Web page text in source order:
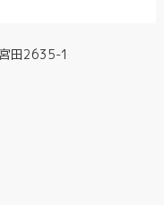
田2635-1